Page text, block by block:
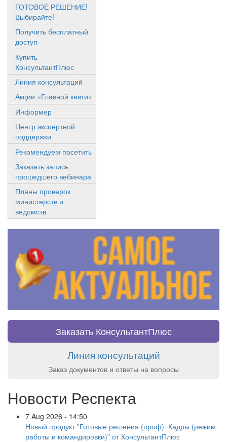
ГОТОВОЕ РЕШЕНИЕ!
Выбирайте!
Получить бесплатный
доступ
Купить
КонсультантПлюс
Линия консультаций
Акции «Главной книги»
Информер
Центр экспертной
поддержки
Рекомендуем посетить
Заказать запись
прошедшего вебинара
Планы проверок
министерств и
ведомств
Заказать КонсультантПлюс
Линия консультаций
Заказ документов и ответы на вопросы
Новости Респекта
7 Aug 2026 - 14:50
Новый продукт "Готовые решения (проф). Кадры (режим
работы и командировки)" от КонсультантПлюс